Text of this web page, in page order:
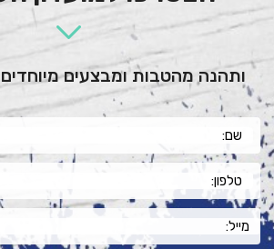
ותהנה מהטבות ומבצעים מיוחדים